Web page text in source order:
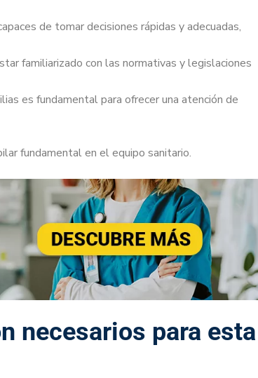
de tomar decisiones rápidas y adecuadas,
familiarizado con las normativas y legislaciones
es fundamental para ofrecer una atención de
fundamental en el equipo sanitario.
necesarios para esta